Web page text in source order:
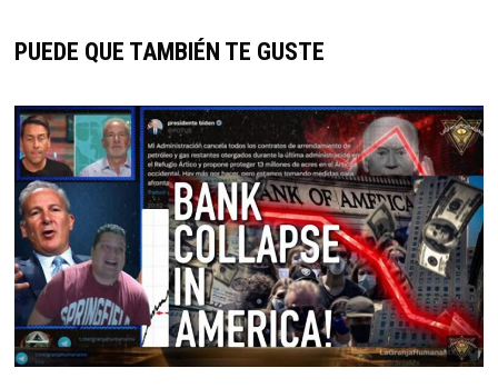
PUEDE QUE TAMBIÉN TE GUSTE